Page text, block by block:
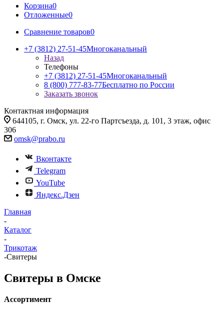
Корзина0
Отложенные0
Сравнение товаров0
+7 (3812) 27-51-45Многоканальный
Назад
Телефоны
+7 (3812) 27-51-45Многоканальный
8 (800) 777-83-77Бесплатно по России
Заказать звонок
Контактная информация
644105, г. Омск, ул. 22-го Партсъезда, д. 101, 3 этаж, офис
306
omsk@prabo.ru
Вконтакте
Telegram
YouTube
Яндекс.Дзен
Главная
-
Каталог
-
Трикотаж
-Свитеры
Свитеры в Омске
Ассортимент